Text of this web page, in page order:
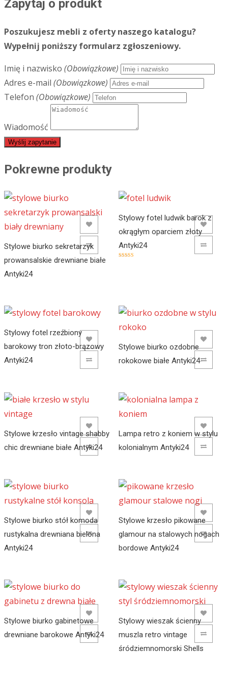
Zapytaj o produkt
Poszukujesz mebli z oferty naszego katalogu?
Wypełnij poniższy formularz zgłoszeniowy.
Imię i nazwisko (Obowiązkowe)
Adres e-mail (Obowiązkowe)
Telefon (Obowiązkowe)
Wiadomość
Wyślij zapytanie
Pokrewne produkty
Stylowe biurko sekretarzyk
prowansalskie drewniane białe
Antyki24
ADD TO COMPARE
ADD TO WISHLIST
Stylowy fotel ludwik barok z
okrągłym oparciem złoty
Antyki24
ADD TO COMPARE
Stylowy fotel rzeźbiony
barokowy tron złoto-brązowy
Antyki24
ADD TO COMPARE
Stylowe biurko ozdobne
rokokowe białe Antyki24
ADD TO COMPARE
Stylowe krzesło vintage shabby
chic drewniane białe Antyki24
ADD TO COMPARE
Lampa retro z koniem w stylu
kolonialnym Antyki24
ADD TO COMPARE
Stylowe biurko stół komoda
rustykalna drewniana bielona
Antyki24
ADD TO COMPARE
Stylowe krzesło pikowane
glamour na stalowych nogach
bordowe Antyki24
ADD TO COMPARE
Stylowe biurko gabinetowe
drewniane barokowe Antyki24
ADD TO COMPARE
Stylowy wieszak ścienny
muszla retro vintage
śródziemnomorski Shells
ADD TO COMPARE